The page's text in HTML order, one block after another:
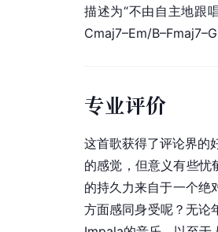
描述为“不由自主地跟
Cmaj7–Em/
专业评价
这首歌获得了评论界的
的感觉，但意义有些忧
的持久力来自于一个绝
方面感同身受呢？无论